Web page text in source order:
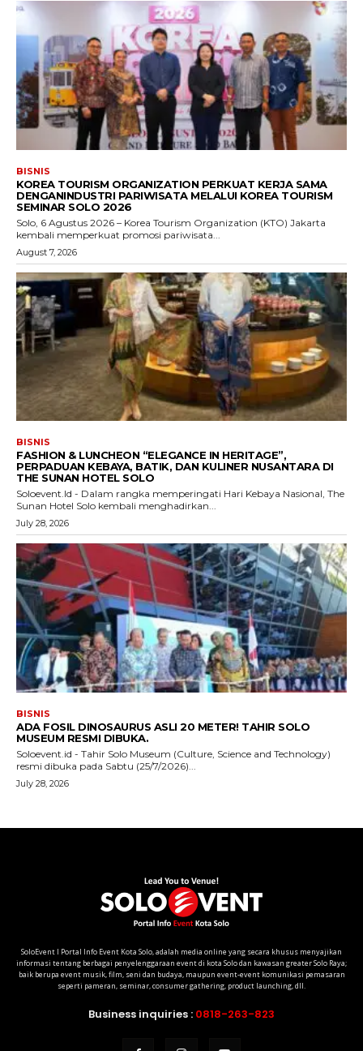
SoloEvent I Portal Info Event Kota Solo, adalah media online yang secara khusus menyajikan
informasi tentang berbagai penyelenggaraan event di kota Solo dan kawasan greater Solo Raya;
baik berupa event musik, film, seni dan budaya, maupun event-event komunikasi pemasaran
seperti pameran, seminar, consumer gathering, product launching, dll.
Business inquiries : 0818-263-823